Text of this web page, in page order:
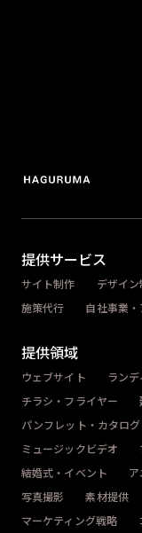
提供サービス
サイト制作 デザイ
施策代行
自社事業
提供領域
ウェブサイト ラン
チラシ・フライヤー
パンフレット・カタログ
ミュージックビデオ
結婚式・イベント
写真撮影
素材提供
マーケティング戦略